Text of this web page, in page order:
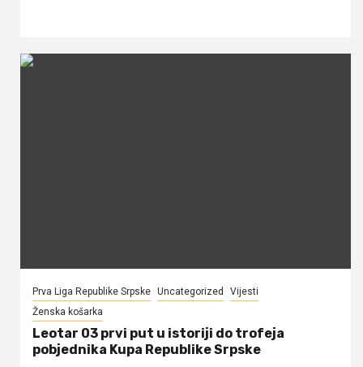
Prva Liga Republike Srpske Uncategorized
Vijesti
Ženska košarka
Leotar 03 prvi put u istoriji do trofeja
pobjednika Kupa Republike Srpske